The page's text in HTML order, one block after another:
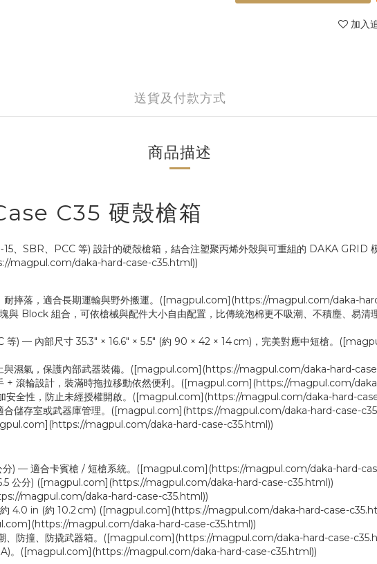
加入
送貨及付款方式
商品描述
C35 硬殼槍箱
、SBR、PCC 等) 設計的硬殼槍箱，結合注塑聚丙烯外殼與可重組的 DAKA GRID
magpul.com/daka-hard-case-c35.html))
耐摔落，適合長期運輸與野外搬運。([magpul.com](https://magpul.com/daka-
Block 組合，可依槍械與配件大小自由配置，比傳統泡棉更不吸潮、不積塵、易
等) — 內部尺寸 35.3″ × 16.6″ × 5.5″ (約 90 × 42 × 14 cm)，完美對應中短槍。
與濕氣，保護內部武器裝備。([magpul.com](https://magpul.com/daka-hard-
+ 滾輪設計，裝滿時拖拉移動依然便利。([magpul.com](https://magpul.com/
安全性，防止未經授權開啟。([magpul.com](https://magpul.com/daka-hard-
合儲存室或武器庫管理。([magpul.com](https://magpul.com/daka-hard-case-
magpul.com/daka-hard-case-c35.html))
公分) — 適合卡賓槍 / 短槍系統。([magpul.com](https://magpul.com/daka-hard-
公分) ([magpul.com](https://magpul.com/daka-hard-case-c35.html))
magpul.com/daka-hard-case-c35.html))
約 4.0 in (約 10.2 cm) ([magpul.com](https://magpul.com/daka-hard-case-
magpul.com/daka-hard-case-c35.html))
潮、防撞、防撬武器箱。([magpul.com](https://magpul.com/daka-hard-case-
。([magpul.com](https://magpul.com/daka-hard-case-c35.html))